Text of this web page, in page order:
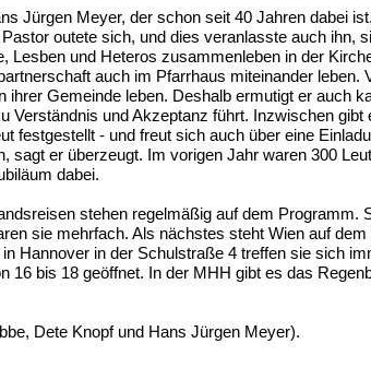
Jürgen Meyer, der schon seit 40 Jahren dabei
outete sich, und dies veranlasste auch ihn,
Lesben und Heteros zusammenleben in der
auch im Pfarrhaus miteinander leben.
Gemeinde leben. Deshalb ermutigt er auch
Verständnis und Akzeptanz führt. Inzwischen
festgestellt - und freut sich auch über eine
er überzeugt. Im vorigen Jahr waren 300
dabei.
stehen regelmäßig auf dem Programm.
sie mehrfach. Als nächstes steht Wien auf
Hannover in der Schulstraße 4 treffen sie sich
16 bis 18 geöffnet. In der MHH gibt es das
Dete Knopf und Hans Jürgen Meyer).